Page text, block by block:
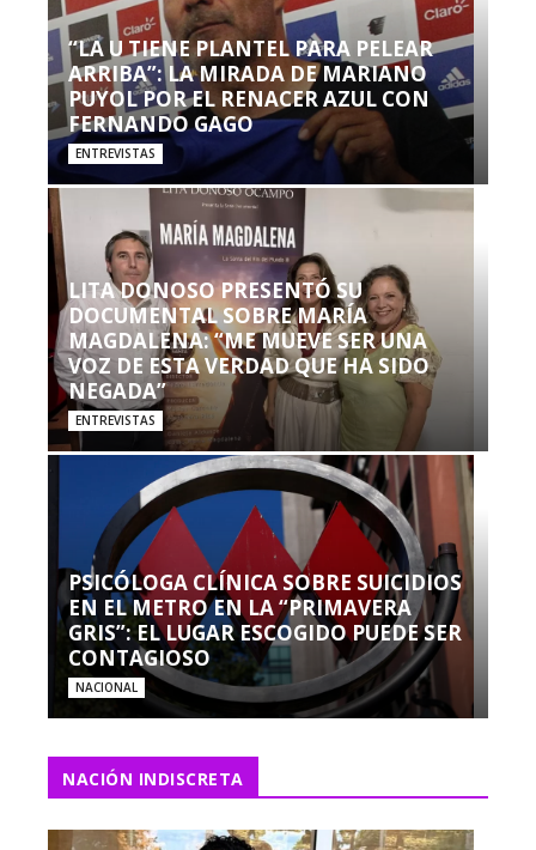
“LA U TIENE PLANTEL PARA PELEAR
ARRIBA”: LA MIRADA DE MARIANO
PUYOL POR EL RENACER AZUL CON
FERNANDO GAGO
ENTREVISTAS
LITA DONOSO PRESENTÓ SU
DOCUMENTAL SOBRE MARÍA
MAGDALENA: “ME MUEVE SER UNA
VOZ DE ESTA VERDAD QUE HA SIDO
NEGADA”
ENTREVISTAS
PSICÓLOGA CLÍNICA SOBRE SUICIDIOS
EN EL METRO EN LA “PRIMAVERA
GRIS”: EL LUGAR ESCOGIDO PUEDE SER
CONTAGIOSO
NACIONAL
NACIÓN INDISCRETA